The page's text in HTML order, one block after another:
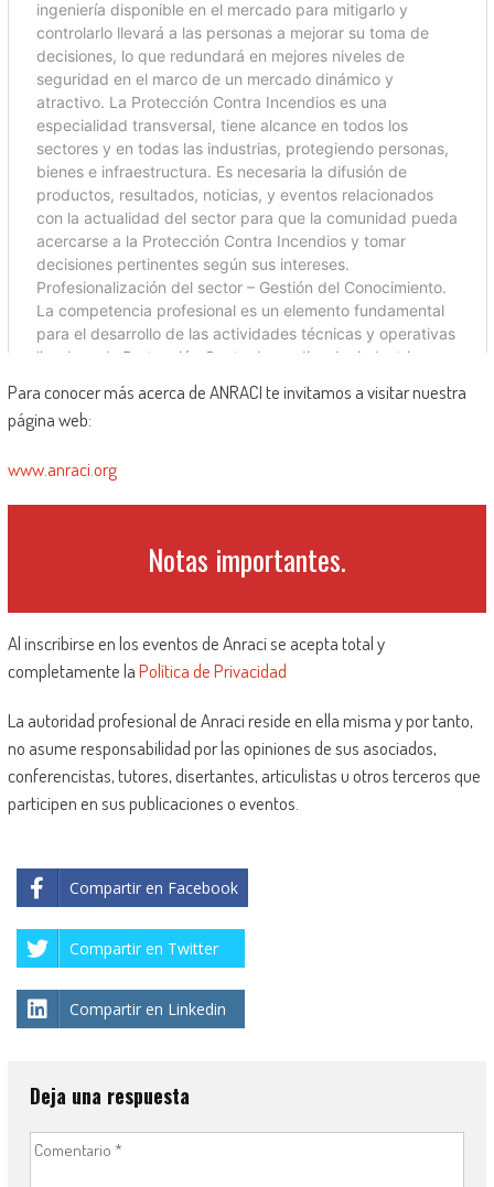
Para conocer más acerca de ANRACI te invitamos a visitar nuestra
página web:
www.anraci.org
Notas importantes.
Al inscribirse en los eventos de Anraci se acepta total y
completamente laPolítica de Privacidad
La autoridad profesional de Anraci reside en ella misma y por tanto,
no asume responsabilidad por las opiniones de sus asociados,
conferencistas, tutores, disertantes, articulistas u otros terceros que
participen en sus publicaciones o eventos.
Compartir en Facebook
Compartir en Twitter
Compartir en Linkedin
Deja una respuesta